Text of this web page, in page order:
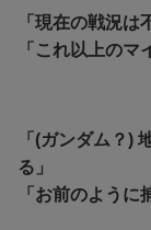
「現在の戦況は
「これ以上のマ
「(ガンダム？)
る」
「お前のように